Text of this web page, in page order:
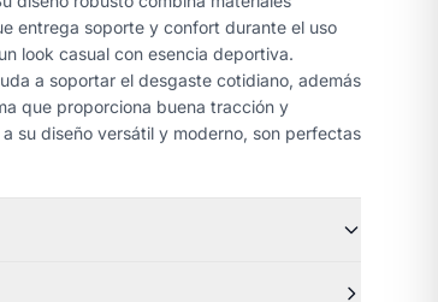
entrega soporte y confort durante el uso
look casual con esencia deportiva.
a soportar el desgaste cotidiano, además
que proporciona buena tracción y
su diseño versátil y moderno, son perfectas